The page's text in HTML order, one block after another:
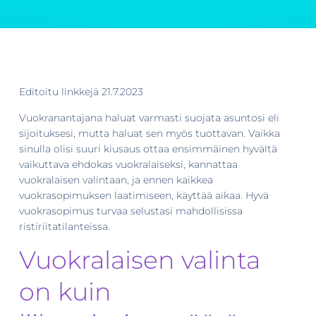
Editoitu linkkejä 21.7.2023
Vuokranantajana haluat varmasti suojata asuntosi eli
sijoituksesi, mutta haluat sen myös tuottavan. Vaikka
sinulla olisi suuri kiusaus ottaa ensimmäinen hyvältä
vaikuttava ehdokas vuokralaiseksi, kannattaa
vuokralaisen valintaan, ja ennen kaikkea
vuokrasopimuksen laatimiseen, käyttää aikaa. Hyvä
vuokrasopimus turvaa selustasi mahdollisissa
ristiriitatilanteissa.
Vuokralaisen valinta
on kuin